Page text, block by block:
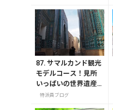
87. サマルカンド観光
モデルコース！見所
いっぱいの世界遺産
都市を満喫するおす
特派員ブログ